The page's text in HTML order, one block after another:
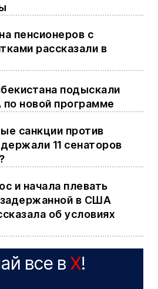
пенсионеров с
рассказали в
подыскали
новой программе
санкции против
11 сенаторов
и начала плевать
в США
об условиях
все в X!